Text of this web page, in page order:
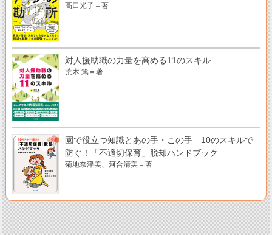
髙口光子＝著
対人援助職の力量を高める11のスキル
荒木 篤＝著
園で役立つ知識とあの手・この手 10のスキルで
防ぐ！「不適切保育」脱却ハンドブック
菊地奈津美、河合清美＝著